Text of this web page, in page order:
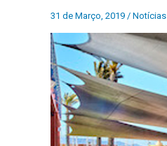
31 de Março, 2019 / Notícias